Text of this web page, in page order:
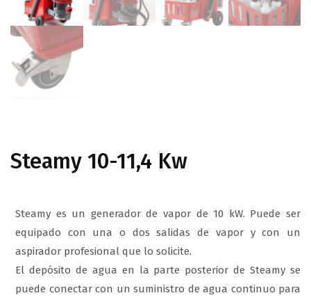
Steamy 10-11,4 Kw
Steamy es un generador de vapor de 10 kW. Puede ser
equipado con una o dos salidas de vapor y con un
aspirador profesional que lo solicite.
El depósito de agua en la parte posterior de Steamy se
puede conectar con un suministro de agua continuo para